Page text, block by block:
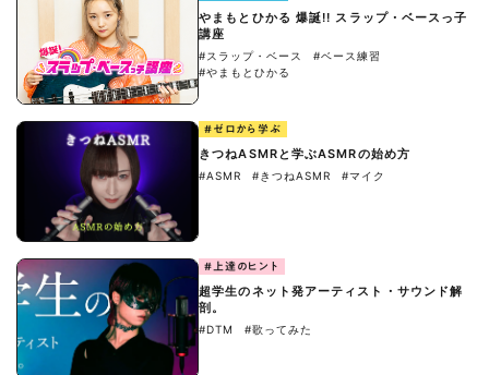
やまもとひかる 爆誕!! スラップ・ベースっ子
講座
#スラップ・ベース
#ベース練習
#やまもとひかる
#ゼロから学ぶ
きつねASMRと学ぶASMRの始め方
#ASMR #きつねASMR #マイク
#上達のヒント
超学生のネット発アーティスト・サウンド解
剖。
#DTM #歌ってみた